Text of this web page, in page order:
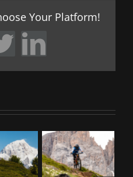
Your Platform!
TwitterLinkedIn